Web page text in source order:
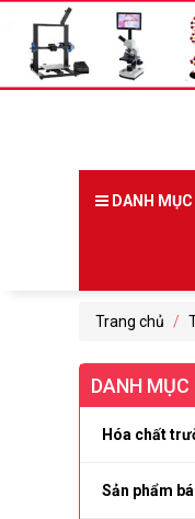
DANH
Trang chủ /
DANH
Hóa chất
Sản phẩm